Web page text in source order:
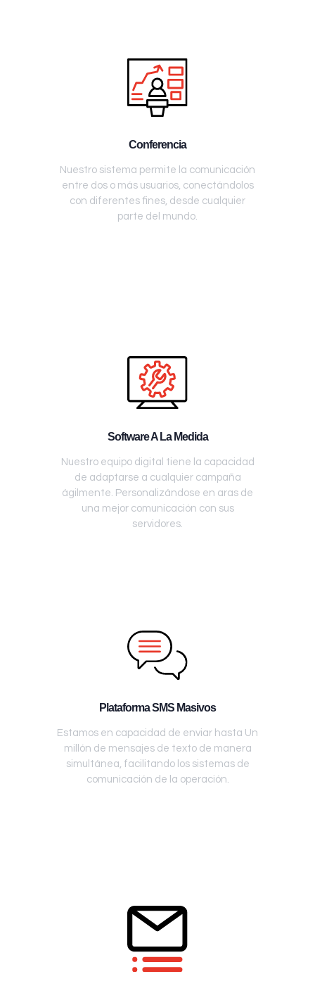
Conferencia
Nuestro sistema permite la comunicación
entre dos o más usuarios, conectándolos
con diferentes fines, desde cualquier
parte del mundo.
Software A La Medida
Nuestro equipo digital tiene la capacidad
de adaptarse a cualquier campaña
ágilmente. Personalizándose en aras de
una mejor comunicación con sus
servidores.
Plataforma SMS Masivos
Estamos en capacidad de enviar hasta Un
millón de mensajes de texto de manera
simultánea, facilitando los sistemas de
comunicación de la operación.